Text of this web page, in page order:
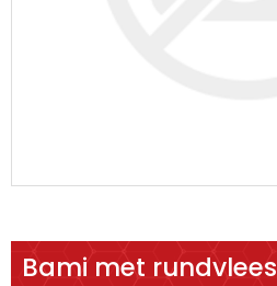
Bami met rundvlees